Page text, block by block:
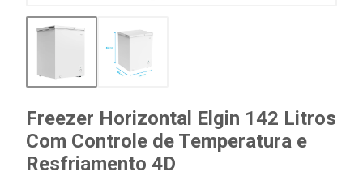
Freezer Horizontal Elgin 142 Litros
Com Controle de Temperatura e
Resfriamento 4D